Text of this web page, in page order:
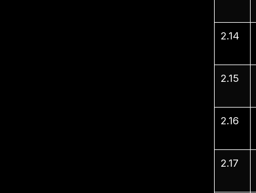
2.14
2.15
2.16
2.17